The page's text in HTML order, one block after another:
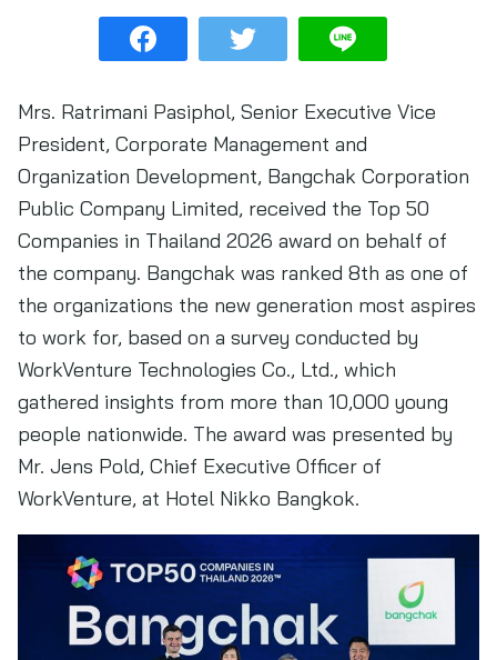
Mrs. Ratrimani Pasiphol, Senior Executive Vice
President, Corporate Management and
Organization Development, Bangchak Corporation
Public Company Limited, received the Top 50
Companies in Thailand 2026 award on behalf of
the company. Bangchak was ranked 8th as one of
the organizations the new generation most aspires
to work for, based on a survey conducted by
WorkVenture Technologies Co., Ltd., which
gathered insights from more than 10,000 young
people nationwide. The award was presented by
Mr. Jens Pold, Chief Executive Officer of
WorkVenture, at Hotel Nikko Bangkok.